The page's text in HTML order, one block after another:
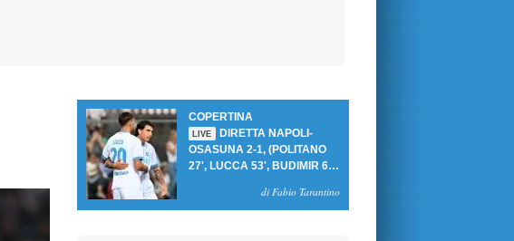
COPERTINA
LIVE
DIRETTA NAPOLI-
OSASUNA 2-1, (POLITANO
27', LUCCA 53', BUDIMIR 69'
PER PRIMA VITTORIA AL
di Fabio Tarantino